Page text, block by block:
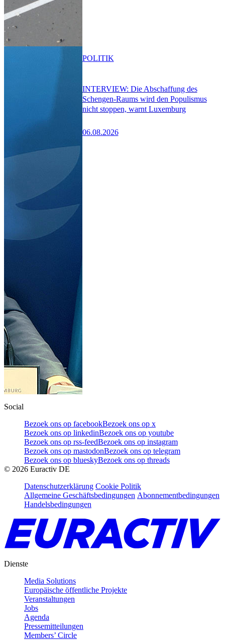
INTERVIEW: Die Abschaffung des
Schengen-Raums wird den Populismus
nicht stoppen, warnt Luxemburg
06.08.2026
POLITIK
Social
Bezoek ons op facebookBezoek ons op x
Bezoek ons op linkedinBezoek ons op youtube
Bezoek ons op rss-feedBezoek ons op instagram
Bezoek ons op mastodonBezoek ons op telegram
Bezoek ons op blueskyBezoek ons op threads
© 2026 Euractiv DE
Datenschutzerklärung Cookie Politik
Allgemeine Geschäftsbedingungen Abonnementbedingungen
Handelsbedingungen
Dienste
Media Solutions
Europäische öffentliche Projekte
Veranstaltungen
Jobs
Agenda
Pressemitteilungen
Members’ Circle